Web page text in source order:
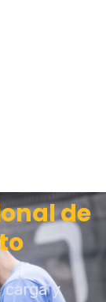
de
carga y